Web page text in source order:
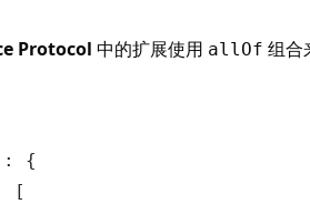
Protocol 中的扩展使用 allOf 组合
:
{
[